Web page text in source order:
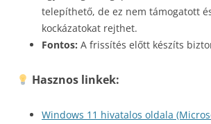
telepíthető, de ez nem támogatott
kockázatokat rejthet.
Fontos: A frissítés előtt készíts
Hasznos linkek:
Windows 11 hivatalos oldala